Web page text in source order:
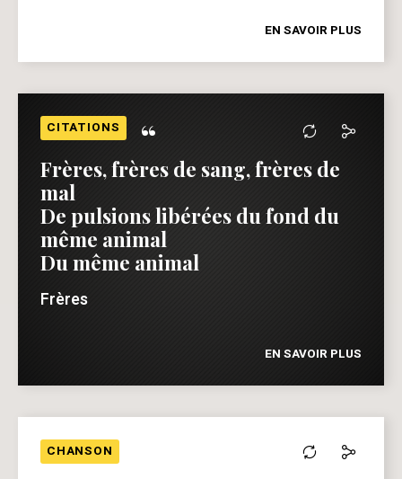
EN SAVOIR PLUS
CITATIONS “
Frères, frères de sang, frères de
mal
De pulsions libérées du fond du
même animal
Du même animal
Frères
EN SAVOIR PLUS
CHANSON